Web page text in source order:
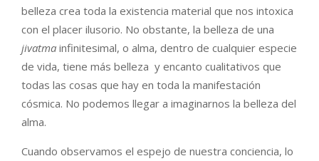
belleza crea toda la existencia material que nos intoxica
con el placer ilusorio. No obstante, la belleza de una
jivatma infinitesimal, o alma, dentro de cualquier especie
de vida, tiene más belleza y encanto cualitativos que
todas las cosas que hay en toda la manifestación
cósmica. No podemos llegar a imaginarnos la belleza del
alma.
Cuando observamos el espejo de nuestra conciencia, lo